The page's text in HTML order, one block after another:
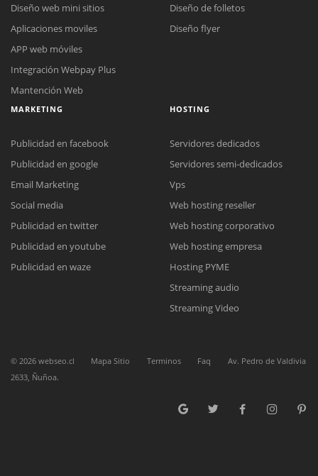
Reunión online
Nuestros ejecutivos le enviarán un correo electrónico con el enlace a
Meet para la reunión online.
Cotización
Complete el formulario y nos contactaremos a la brevedad.
Chat Online
para enviarnos un correo electrónico con sus datos personales.
Diseño web mini sitios
Aplicaciones moviles
APP web móviles
Integración Webpay Plus
Mantención Web
Diseño de folletos
Diseño flyer
MARKETING
Publicidad en facebook
Publicidad en google
Email Marketing
Social media
Publicidad en twitter
Publicidad en youtube
Publicidad en waze
HOSTING
Servidores dedicados
Servidores semi-dedicados
Vps
Web hosting reseller
Web hosting corporativo
Web hosting empresa
Hosting PYME
Streaming audio
Streaming Video
© 2026 webseo.cl Mapa Sitio Terminos Faq
Av. Pedro de Valdivia
2633, Ñuñoa.